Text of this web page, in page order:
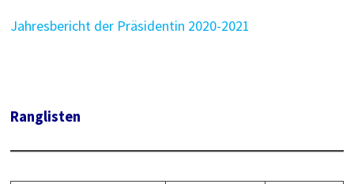
Jahresbericht der Präsidentin 2020-2021
Ranglisten